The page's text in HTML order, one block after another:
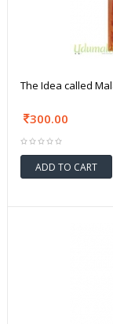
The Idea called
300.00
ADD TO CART